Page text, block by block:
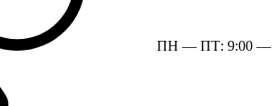
ПН — ПТ: 9:00 —